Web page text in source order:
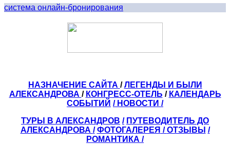
система онлайн-бронирования
НАЗНАЧЕНИЕ САЙТА /ЛЕГЕНДЫ И БЫЛИ
АЛЕКСАНДРОВА / КОНГРЕСС-ОТЕЛЬ / КАЛЕНДАРЬ
СОБЫТИЙ / НОВОСТИ /
ТУРЫ В АЛЕКСАНДРОВ / ПУТЕВОДИТЕЛЬ ДО
АЛЕКСАНДРОВА / ФОТОГАЛЕРЕЯ /ОТЗЫВЫ /
РОМАНТИКА /